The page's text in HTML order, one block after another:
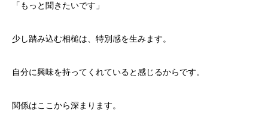
「もっと聞きたいです」
少し踏み込む相槌は、特別感を生みます。
自分に興味を持ってくれていると感じるからです。
関係はここから深まります。